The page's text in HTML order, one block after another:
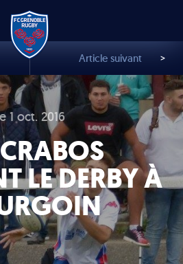
1 oct. 2016
LE DERBY À
Article suivant >